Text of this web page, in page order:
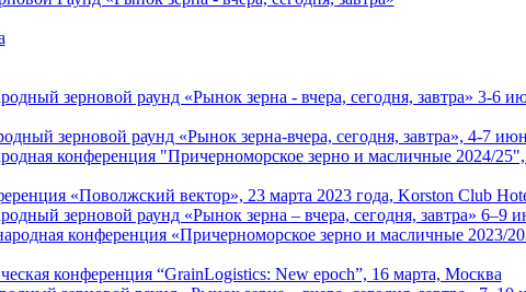
зерновой раунд «Рынок зерна - вчера, сегодня, завтра» 3-6
зерновой раунд «Рынок зерна-вчера, сегодня, завтра», 4-7
конференция "Причерноморское зерно и масличные 2024/
«Поволжский вектор», 23 марта 2023 года, Korston Club
зерновой раунд «Рынок зерна – вчера, сегодня, завтра» 6–9
конференция «Причерноморское зерно и масличные 2023/
конференция “GrainLogistics: New epoch”, 16 марта, Москва